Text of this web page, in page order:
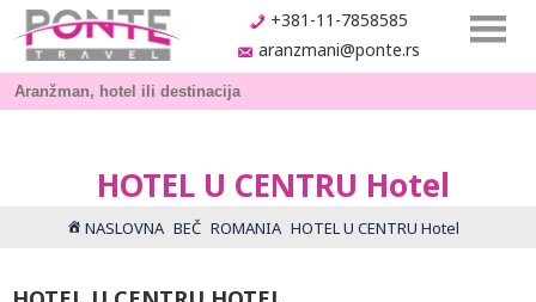
+381-11-7858585
aranzmani@ponte.rs
HOTEL U CENTRU Hotel
NASLOVNA BEČ ROMANIA HOTEL U CENTRU Hotel